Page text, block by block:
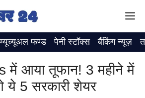
म्यूच्यूअल फण्ड पेनी स्टॉक्स बैंकिंग न्यूज़
में आया तूफान! 3 महीने में
ये 5 सरकारी शेयर